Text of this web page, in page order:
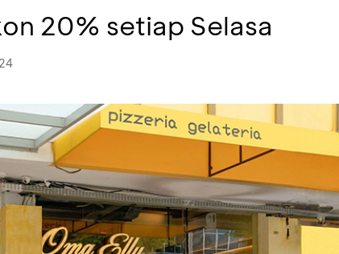
20% setiap Selasa